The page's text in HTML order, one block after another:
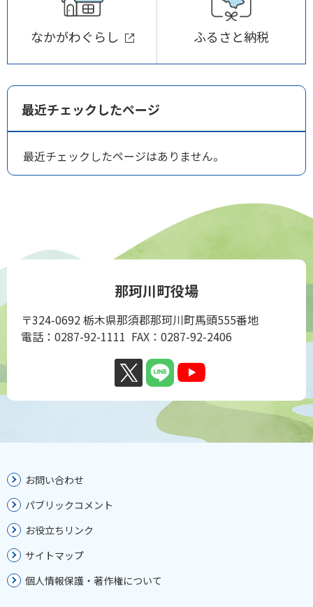
なかがわぐらし ふるさと納税
最近チェックしたページ
最近チェックしたページはありません。
那珂川町役場
〒324-0692 栃木県那須郡那珂川町馬頭555番地
電話：0287-92-1111 FAX：0287-92-2406
お問い合わせ
パブリックコメント
お役立ちリンク
サイトマップ
個人情報保護・著作権について